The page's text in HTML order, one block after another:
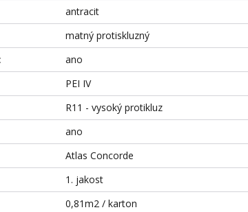
antracit
matný protiskluzný
ano
PEI IV
R11 - vysoký protikluz
ano
Atlas Concorde
1. jakost
0,81m2 / karton